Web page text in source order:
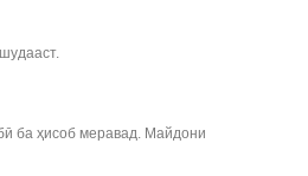
ба ҳисоб меравад. Майдони